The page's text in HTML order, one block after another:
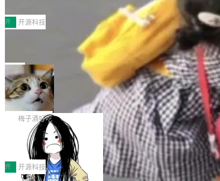
于自研UCL-Engine通信引擎，后续腾讯网平将
持续开源更多基于UCL-Engine的高性能通信组
件。 腾讯网平团队在UCL-MPComm中实现了一
个独立于业务线程的全局通信引擎（Engine），
助力企业AI研发安全落地 当前，越来越多企业已
经开始引入 AI Coding 工具，通过调用公有云模
型或企业内部部署模型提升研发效率。但随着 AI
Coding 从个人辅助工具逐步走向团队级、组织
级应用，企业在规模化落地过程中，对安全性、
可控性和代码质量提出了更高要求。 首先是数据
安全与合规要求。对于大多数普通研发场景，公
有云模型能够满足快速试用和效率提升的需求。
但对于金融、能源、医疗等对数据安全要求较...
前不久，工业和信息化部正式发布《2025年人工
智能应用典型案例名单》，集中展示人工智能在
各领域的应用成果，覆盖技术底座、行业赋能、
产品应用、支撑保障、专题等五大方向。深信服
AI算力网关（AI创新平台）成功入选！ 随着各行
各业的Agent走向规模化建设，算力构成形态逐
渐丰富，用户关注的重点也在发生变化：不只是
让AI用起来，还要进一步看清混合算力时代下，
Token花在哪里、算力是否被充分利用，以及持
续增长的AI成本该如何优化。 深信服AI算力网关
正是围绕这些实际问题，从Token治理和成本治
理两个方面，让用户的每一份算力都看得清、管
得住、用得稳、省得下、更安全！ 一、从现在开
始，Token使用一目...
开 开源科技
Jeff Dean 离开 Google：一个时代的结
束，一个实验室的开始
Google 员工编号 20。MapReduce 作者之一。
Bigtable 作者之一。TensorFlow 的作者之一。
Gemini 的架构师。Google 首席科学家。 Jeff D
ean 在 Google 工作了 27 年后，宣布离职。 他
不是一个人走。一同离开的还有 Sanjay Ghema
wat（Google 员工编号 23，Jeff Dean 二十多
年的编程搭档，MapReduce 和 Bigtable 的共同
作者）、Quoc Le（Google 大脑核心成员，Se
q2Seq 和 DocAI 的共同发明人）以及 Oriol Vin
yals（Gemini 联合负责人，AlphaSta...
局
🔥 SolonCode v2026.8.4 发布：界面
字体可调、22 种语言、记忆搜索增强
打开终端就能上岗的全中文编码智能体，这一轮
把「看得清、用母语、记得住」三件事一次补
齐。 SolonCode 是什么 SolonCode 是杭州无
耳科技研发的企业级终端编码智能体——一位全
中文驱动的数字员工，自主理解需求、规划步
骤、编写代码。不挑模型、不挑平台，curl 一行
装完即用。 开源地址：Gitee · GitCode · GitHu
梅子酒好吃
让“代码语义理解”深度释放AI Coding
价值潜能：华为云码道（CodeArts）
代码仓技术解析
一、代码仓深度理解技术的作用与价值 在软件工
程实践中，代码仓是企业核心知识资产的主要载
体。企业级代码仓库通常包含数十万乃至数百万
开 开源科技